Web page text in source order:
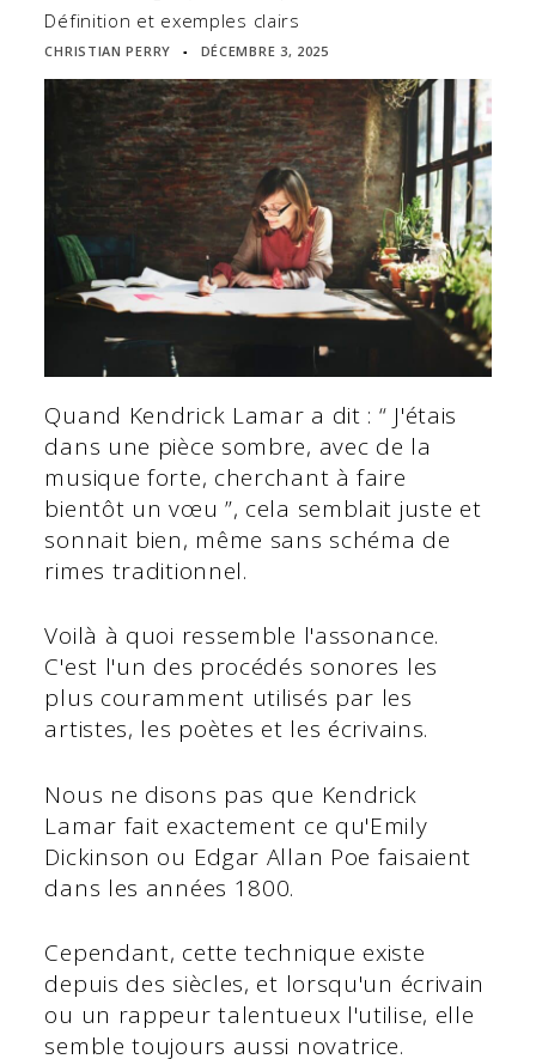
Définition et exemples clairs
CHRISTIAN PERRY ▪ DÉCEMBRE 3, 2025
Quand Kendrick Lamar a dit : “ J'étais
dans une pièce sombre, avec de la
musique forte, cherchant à faire
bientôt un vœu ”, cela semblait juste et
sonnait bien, même sans schéma de
rimes traditionnel.
Voilà à quoi ressemble l'assonance.
C'est l'un des procédés sonores les
plus couramment utilisés par les
artistes, les poètes et les écrivains.
Nous ne disons pas que Kendrick
Lamar fait exactement ce qu'Emily
Dickinson ou Edgar Allan Poe faisaient
dans les années 1800.
Cependant, cette technique existe
depuis des siècles, et lorsqu'un écrivain
ou un rappeur talentueux l'utilise, elle
semble toujours aussi novatrice.